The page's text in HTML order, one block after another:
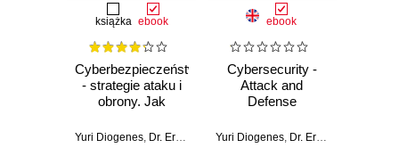
książka ebook
Cyberbezpieczeństwo
- strategie ataku i
obrony. Jak
najwyższy
Yuri Diogenes Dr. Erdal Ozkaya
ebook
Cybersecurity -
Attack and
Defense
Improve your
Yuri Diogenes, Dr. Erdal Ozkaya